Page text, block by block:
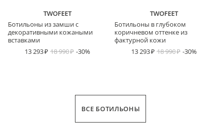
TWOFEET
Ботильоны из замши с
декоративными кожаными
вставками
13 293
18 990 -30%
TWOFEET
Ботильоны в глубоком
коричневом оттенке из
фактурной кожи
13 293
18 990 -30%
ВСЕ БОТИЛЬОНЫ